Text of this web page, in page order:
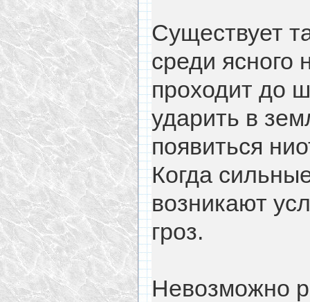
Существует
среди ясного
проходит до
ударить в
появиться
Когда
возникают
гроз.
Невозможно